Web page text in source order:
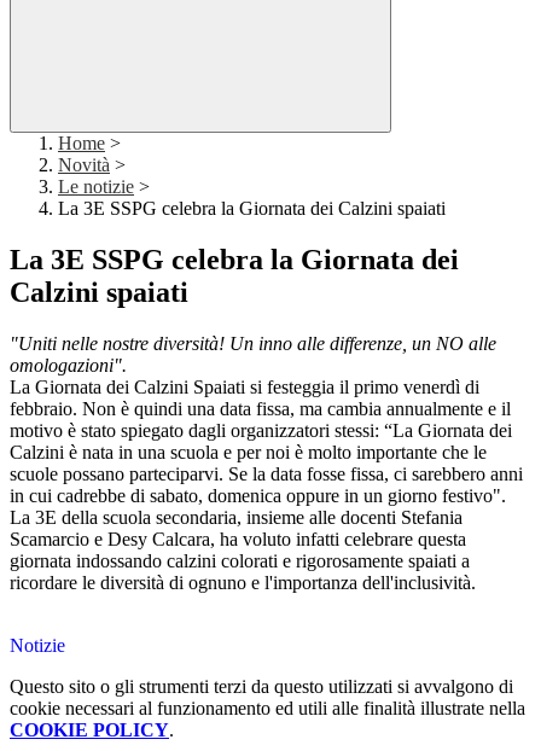
Home >
Novità >
Le notizie >
La 3E SSPG celebra la Giornata dei Calzini spaiati
La 3E SSPG celebra la Giornata dei
Calzini spaiati
"Uniti nelle nostre diversità! Un inno alle differenze, un NO alle
omologazioni".
La Giornata dei Calzini Spaiati si festeggia il primo venerdì di
febbraio. Non è quindi una data fissa, ma cambia annualmente e il
motivo è stato spiegato dagli organizzatori stessi: “La Giornata dei
Calzini è nata in una scuola e per noi è molto importante che le
scuole possano parteciparvi. Se la data fosse fissa, ci sarebbero anni
in cui cadrebbe di sabato, domenica oppure in un giorno festivo".
La 3E della scuola secondaria, insieme alle docenti Stefania
Scamarcio e Desy Calcara, ha voluto infatti celebrare questa
giornata indossando calzini colorati e rigorosamente spaiati a
ricordare le diversità di ognuno e l'importanza dell'inclusività.
Notizie
Questo sito o gli strumenti terzi da questo utilizzati si avvalgono di
cookie necessari al funzionamento ed utili alle finalità illustrate nella
COOKIE POLICY.